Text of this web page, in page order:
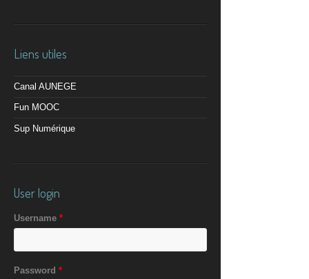
Liens utiles
Canal AUNEGE
Fun MOOC
Sup Numérique
User login
Username *
Password *